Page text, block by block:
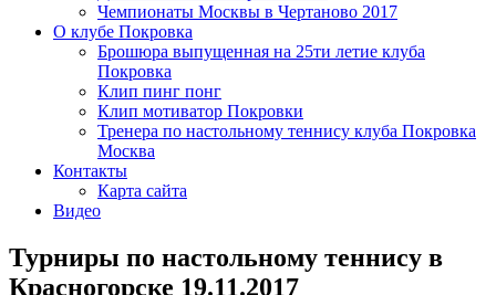
Чемпионаты Москвы в Чертаново 2017
О клубе Покровка
Брошюра выпущенная на 25ти летие клуба
Покровка
Клип пинг понг
Клип мотиватор Покровки
Тренера по настольному теннису клуба Покровка
Москва
Контакты
Карта сайта
Видео
Турниры по настольному теннису в
Красногорске 19.11.2017